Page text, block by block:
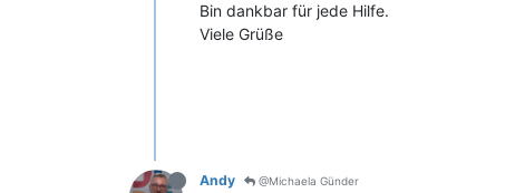
Bin dankbar für jede Hilfe.
Viele Grüße
Andy @Michaela Günder